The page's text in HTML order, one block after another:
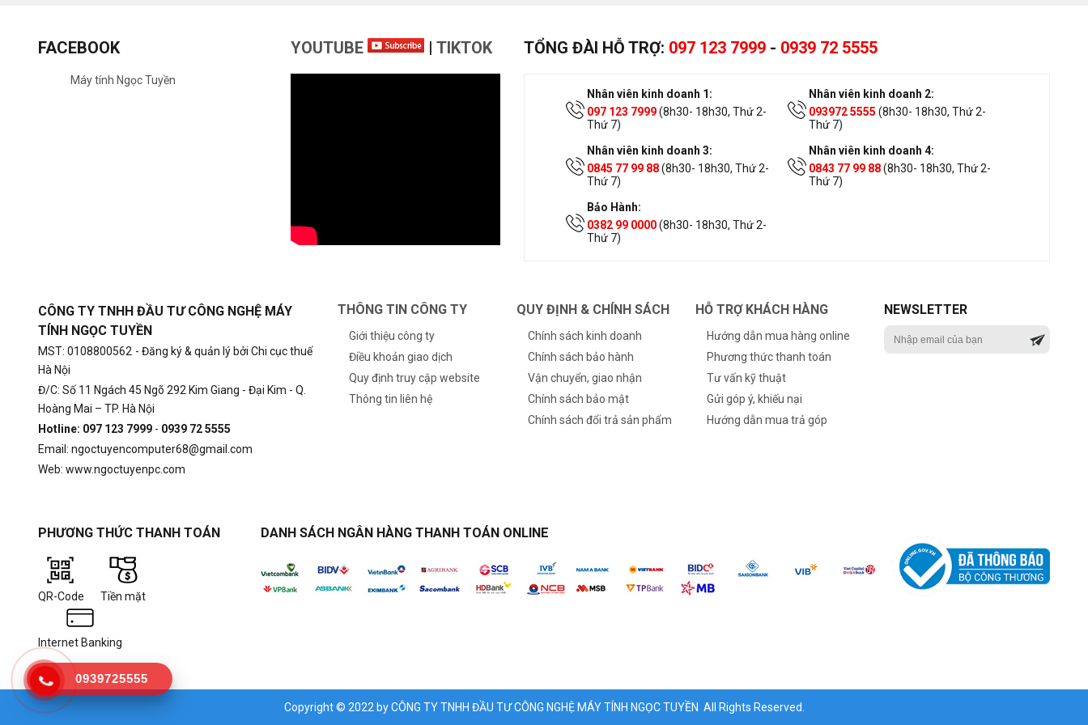
FACEBOOK
Máy tính Ngọc Tuyền
YOUTUBE | TIKTOK TỔNG ĐÀI HỖ TRỢ: 097 123 7999 - 0939 72 5555
Nhân viên kinh doanh 1:
097 123 7999(8h30- 18h30, Thứ 2-
Thứ 7)
Nhân viên kinh doanh 2:
093972 5555 (8h30- 18h30, Thứ 2-
Thứ 7)
Nhân viên kinh doanh 3:
0845 77 99 88(8h30- 18h30, Thứ 2-
Thứ 7)
Nhân viên kinh doanh 4:
0843 77 99 88(8h30- 18h30, Thứ 2-
Thứ 7)
Bảo Hành:
0382 99 0000(8h30- 18h30, Thứ 2-
Thứ 7)
CÔNG TY TNHH ĐẦU TƯ CÔNG NGHỆ MÁY
TÍNH NGỌC TUYỀN
MST: 0108800562 - Đăng ký & quản lý bởi Chi cục thuế
Hà Nội
Đ/C: Số 11 Ngách 45 Ngõ 292 Kim Giang - Đại Kim - Q.
Hoàng Mai – TP. Hà Nội
Hotline: 097 123 7999 - 0939 72 5555
Email: ngoctuyencomputer68@gmail.com
Web: www.ngoctuyenpc.com
THÔNG TIN CÔNG TY
Giới thiệu công ty
Điều khoản giao dịch
Quy định truy cập website
Thông tin liên hệ
QUY ĐỊNH & CHÍNH SÁCH
Chính sách kinh doanh
Chính sách bảo hành
Vận chuyển, giao nhận
Chính sách bảo mật
Chính sách đổi trả sản phẩm
HỖ TRỢ KHÁCH HÀNG
Hướng dẫn mua hàng online
Phương thức thanh toán
Tư vấn kỹ thuật
Gửi góp ý, khiếu nại
Hướng dẫn mua trả góp
NEWSLETTER
PHƯƠNG THỨC THANH TOÁN
QR-Code Tiền mặt
Internet Banking
DANH SÁCH NGÂN HÀNG THANH TOÁN ONLINE
Copyright © 2022 by CÔNG TY TNHH ĐẦU TƯ CÔNG NGHỆ MÁY TÍNH NGỌC TUYỀN All Rights Reserved.
0939725555